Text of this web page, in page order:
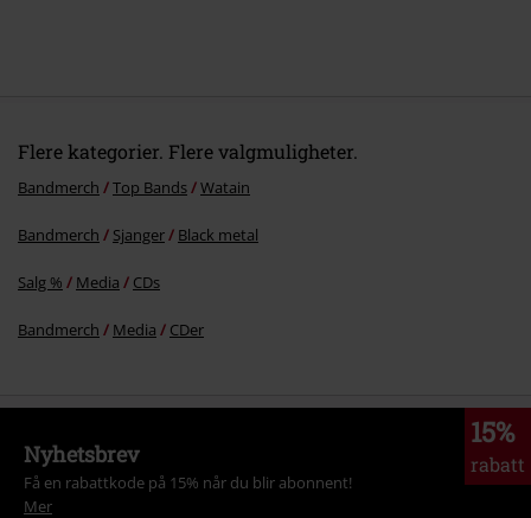
Flere kategorier. Flere valgmuligheter.
Bandmerch Top Bands Watain
Bandmerch Sjanger Black metal
Salg % Media CDs
Bandmerch Media CDer
15%
rabatt
Nyhetsbrev
Få en rabattkode på 15% når du blir abonnent!
Mer